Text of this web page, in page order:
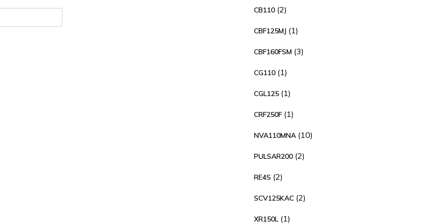
CB110 22
CBF125MJ 11
CBF160FSM 33
CG110 11
CGL125 11
CRF250F 11
NVA110MNA 1010
PULSAR200 22
RE4S 22
SCV125KAC 22
XR150L 11